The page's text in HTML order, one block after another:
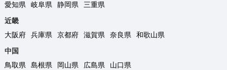
愛知県
岐阜県 静岡県
三重県
近畿
大阪府
兵庫県 京都府 滋賀県 奈良県
和歌山県
中国
鳥取県
島根県 岡山県 広島県
山口県